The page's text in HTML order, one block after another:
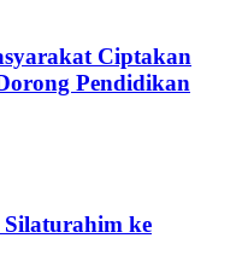
Ciptakan
Pendidikan
ke